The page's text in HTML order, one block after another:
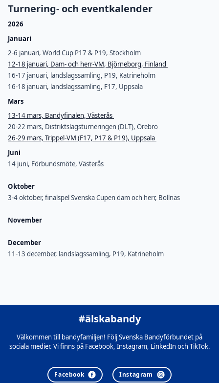
Turnering- och eventkalender
2026
Januari
2-6 januari, World Cup P17 & P19, Stockholm
12-18 januari, Dam- och herr-VM, Björneborg, Finland
16-17 januari, landslagssamling, P19, Katrineholm
16-18 januari, landslagssamling, F17, Uppsala
Mars
13-14 mars, Bandyfinalen, Västerås
20-22 mars, Distriktslagsturneringen (DLT), Örebro
26-29 mars, Trippel-VM (F17, P17 & P19), Uppsala
Juni
14 juni, Förbundsmöte, Västerås
Oktober
3-4 oktober, finalspel Svenska Cupen dam och herr, Bollnäs
November
December
11-13 december, landslagssamling, P19, Katrineholm
#älskabandy
Välkommen till bandyfamiljen! Följ Svenska Bandyförbundet på
sociala medier. Vi finns på Facebook, Instagram, LinkedIn och TikTok.
Facebook Instagram